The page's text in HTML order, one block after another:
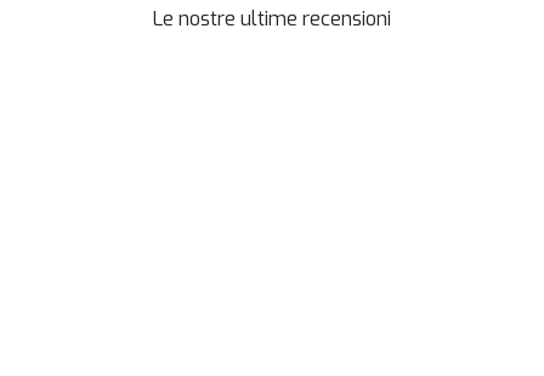
Le nostre ultime recensioni